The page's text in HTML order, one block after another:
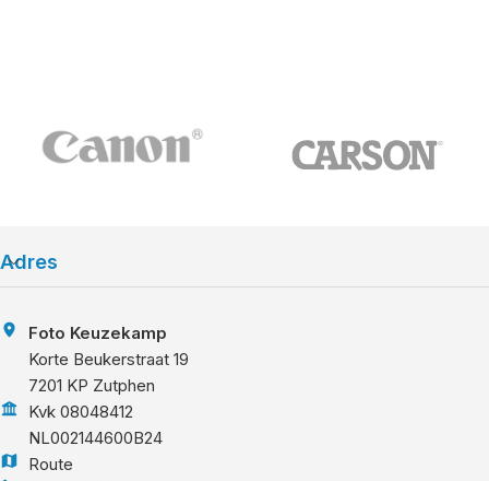
Adres
Foto Keuzekamp
Korte Beukerstraat 19
7201 KP Zutphen
Kvk 08048412
NL002144600B24
Route